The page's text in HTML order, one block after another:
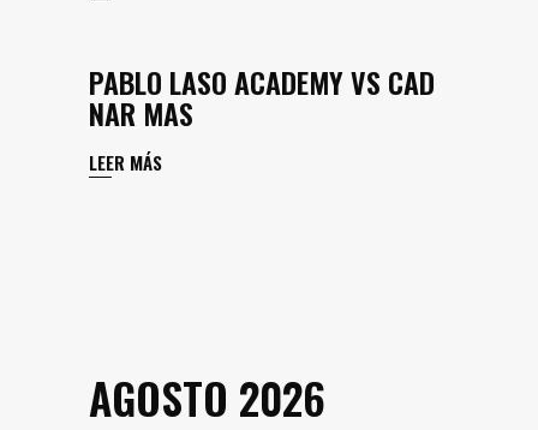
PABLO LASO ACADEMY VS CAD
NAR MAS
LEER MÁS
AGOSTO 2026